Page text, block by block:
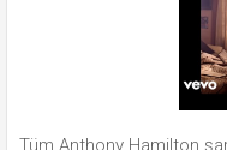
Tüm Anthony Hamilton